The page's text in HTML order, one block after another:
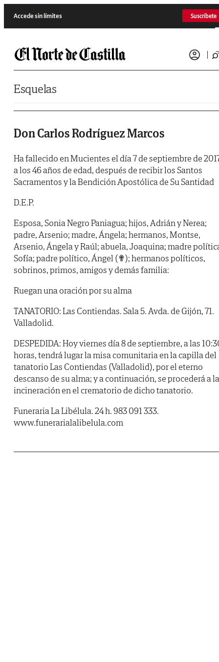
Accede sin límites Suscríbete
Esquelas
Don Carlos Rodríguez Marcos
Ha fallecido en Mucientes el día 7 de septiembre de
a los 46 años de edad, después de recibir los Santos
Sacramentos y la Bendición Apostólica de Su Santidad
D.E.P.
Esposa, Sonia Negro Paniagua; hijos, Adrián y Nerea;
padre, Arsenio; madre, Ángela; hermanos, Montse,
Arsenio, Ángela y Raúl; abuela, Joaquina; madre
Sofía; padre político, Ángel (✟); hermanos políticos,
sobrinos, primos, amigos y demás familia:
Ruegan una oración por su alma
TANATORIO: Las Contiendas. Sala 5. Avda. de Gijón, 71.
Valladolid.
DESPEDIDA: Hoy viernes día 8 de septiembre, a las
horas, tendrá lugar la misa comunitaria en la capilla del
tanatorio Las Contiendas (Valladolid), por el eterno
descanso de su alma; y a continuación, se procederá a la
incineración en el crematorio de dicho tanatorio.
Funeraria La Libélula. 24 h. 983 091 333.
www.funerarialalibelula.com